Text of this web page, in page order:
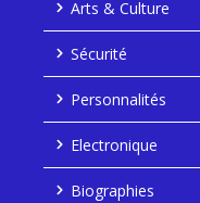
Arts & Culture
Sécurité
Personnalités
Electronique
Biographies